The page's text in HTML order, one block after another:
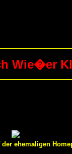
Wie�er
ehemaligen